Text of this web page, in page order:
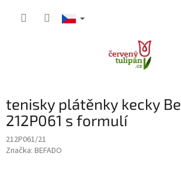
tenisky plátěnky kecky
212P061 s formulí
212P061/21
Značka: BEFADO